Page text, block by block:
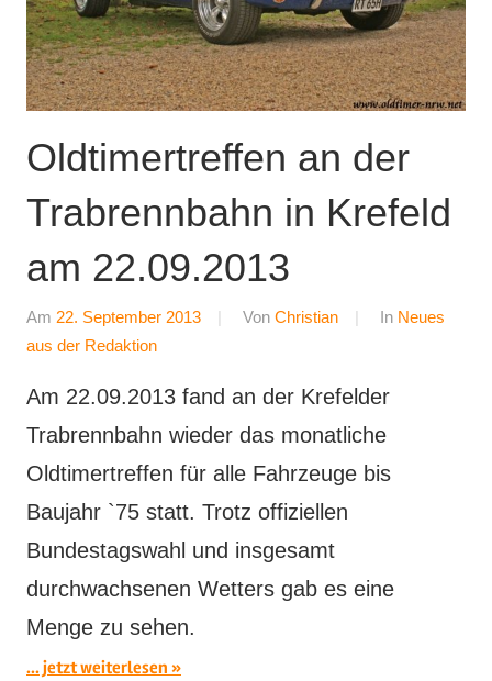
Oldtimertreffen an der
Trabrennbahn in Krefeld
am 22.09.2013
Am 22. September 2013 Von Christian In Neues
aus der Redaktion
Am 22.09.2013 fand an der Krefelder
Trabrennbahn wieder das monatliche
Oldtimertreffen für alle Fahrzeuge bis
Baujahr `75 statt. Trotz offiziellen
Bundestagswahl und insgesamt
durchwachsenen Wetters gab es eine
Menge zu sehen.
... jetzt weiterlesen